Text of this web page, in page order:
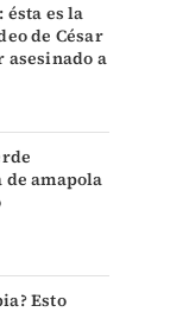
ésta es la
de César
asesinado a
amapola
Esto